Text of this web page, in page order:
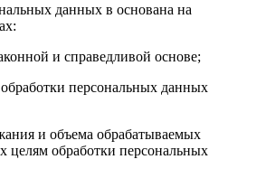
данных в основана на
и справедливой основе;
обработки персональных данных
и объема обрабатываемых
целям обработки персональных